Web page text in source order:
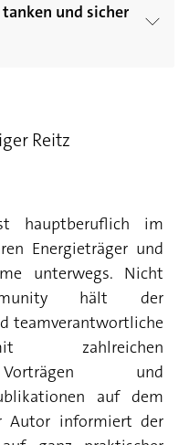
die Kosten
und sicher
Reitz
hauptberuflich im
Energieträger und
unterwegs. Nicht
hält der
teamverantwortliche
zahlreichen
Vorträgen und
auf dem
Autor informiert der